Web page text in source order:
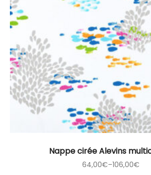
Nappe cirée Alevins
64,00€–106,00€